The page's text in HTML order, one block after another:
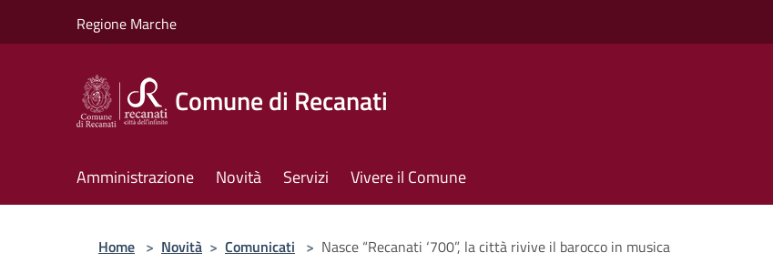
Regione Marche
Comune di Recanati
Amministrazione Novità Servizi Vivere il Comune
Home > Novità > Comunicati > Nasce “Recanati ‘700”, la città rivive il barocco in musica